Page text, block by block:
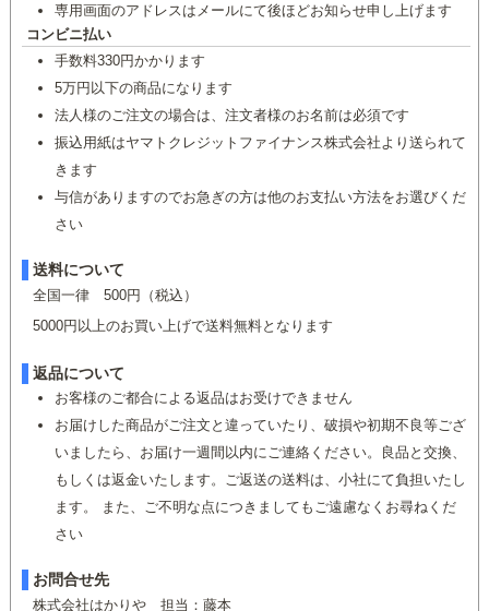
専用画面のアドレスはメールにて後ほどお知らせ申し上げます
コンビニ払い
手数料330円かかります
5万円以下の商品になります
法人様のご注文の場合は、注文者様のお名前は必須です
振込用紙はヤマトクレジットファイナンス株式会社より送られて
きます
与信がありますのでお急ぎの方は他のお支払い方法をお選びくだ
さい
送料について
全国一律 500円（税込）
5000円以上のお買い上げで送料無料となります
返品について
お客様のご都合による返品はお受けできません
お届けした商品がご注文と違っていたり、破損や初期不良等ござ
いましたら、お届け一週間以内にご連絡ください。良品と交換、
もしくは返金いたします。ご返送の送料は、小社にて負担いたし
ます。 また、ご不明な点につきましてもご遠慮なくお尋ねくだ
さい
お問合せ先
株式会社はかりや 担当：藤本